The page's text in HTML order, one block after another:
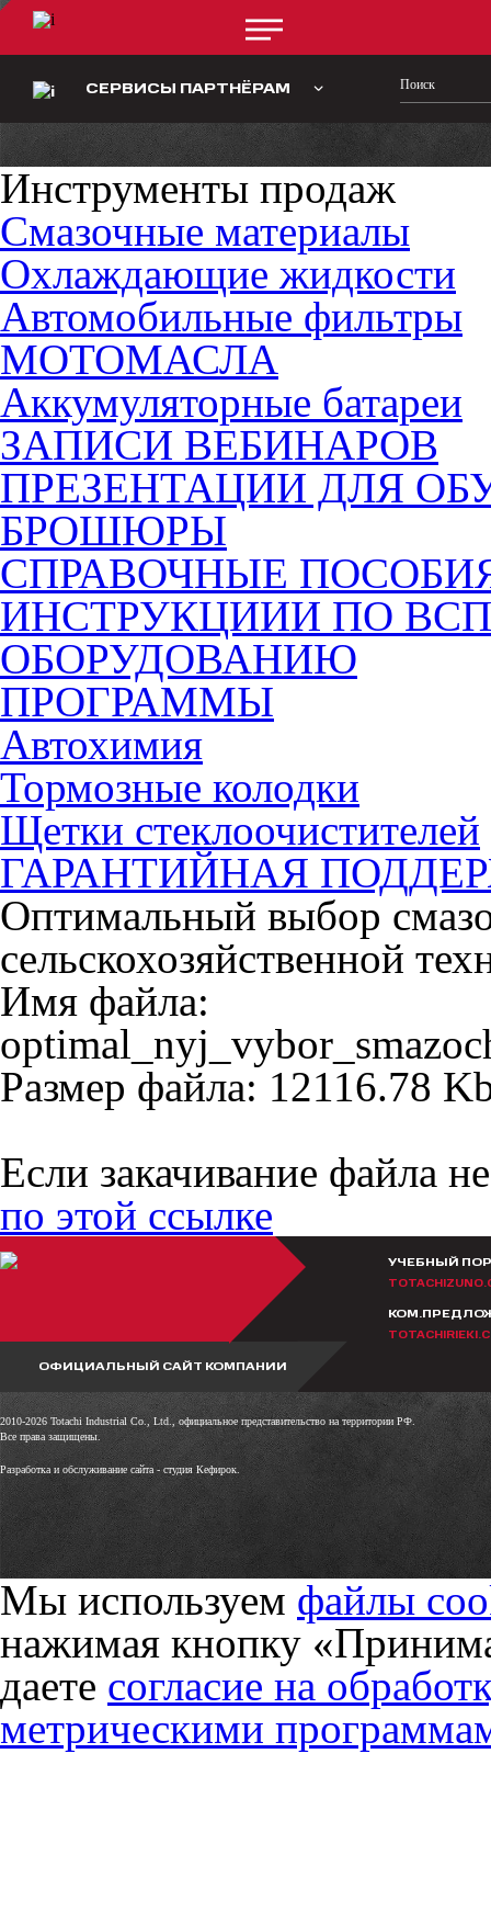
СЕРВИСЫ ПАРТНЁРАМ
Инструменты продаж
Смазочные материалы
Охлаждающие жидкости
Автомобильные фильтры
МОТОМАСЛА
Аккумуляторные батареи
ЗАПИСИ ВЕБИНАРОВ
ПРЕЗЕНТАЦИИ ДЛЯ
БРОШЮРЫ
СПРАВОЧНЫЕ
ИНСТРУКЦИИИ ПО
ОБОРУДОВАНИЮ
ПРОГРАММЫ
Автохимия
Тормозные колодки
Щетки стеклоочистителей
ГАРАНТИЙНАЯ
Оптимальный выбор
сельскохозяйственной
Имя файла:
Размер файла: 12116.78
Если закачивание файла
по этой ссылке
ОФИЦИАЛЬНЫЙ САЙТ КОМПАНИИ
УЧЕБНЫЙ
2010-2026 Totachi Industrial Co., Ltd., официальное представительство на территории РФ.
Все права защищены.
Разработка и обслуживание сайта -студия Кефирок.
Мы используем файлы
нажимая кнопку
даете согласие на
метрическими